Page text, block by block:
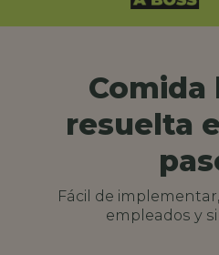
Comida
resuelta
Fácil de
empleados y